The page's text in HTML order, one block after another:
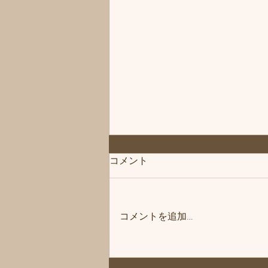
◆「お知らせ」練馬髪質改善
容院シフィ(sihui)
トメント＆ヘッドスパ練馬専門サ
ロン/練馬美容室、練馬美容院シ
コメント
コメントを追加…